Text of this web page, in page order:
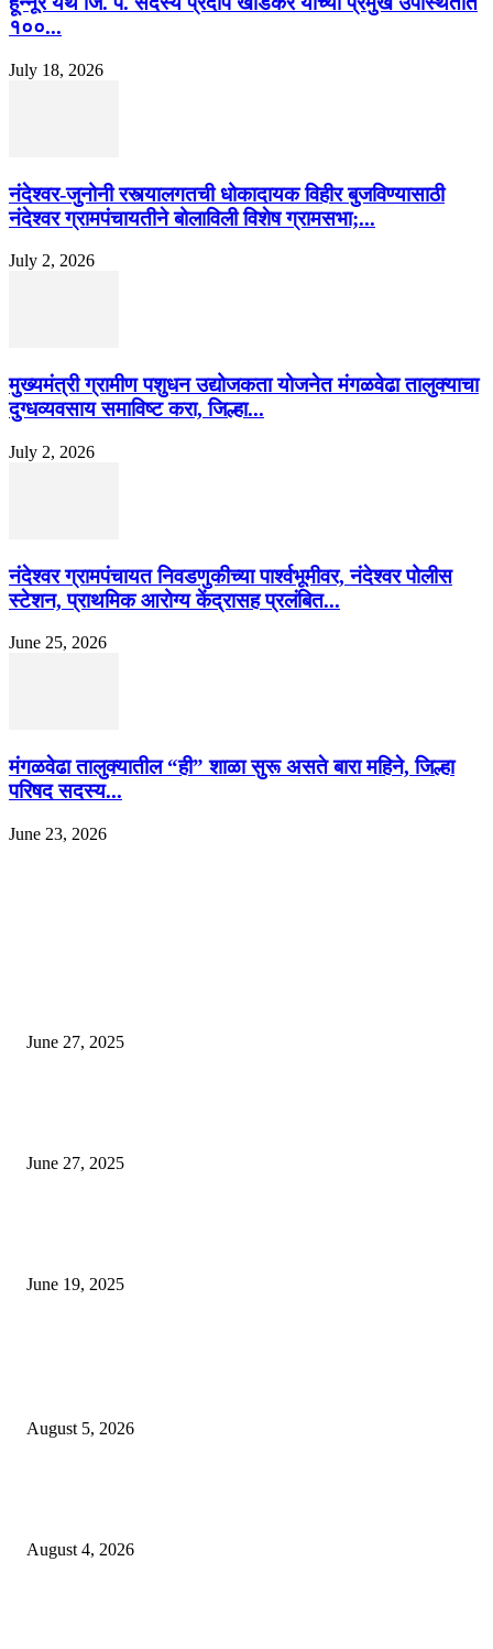
१००...
July 18, 2026
नंदेश्वर-जुनोनी रस्त्यालगतची धोकादायक विहीर बुजविण्यासाठी
नंदेश्वर ग्रामपंचायतीने बोलाविली विशेष ग्रामसभा;...
July 2, 2026
मुख्यमंत्री ग्रामीण पशुधन उद्योजकता योजनेत मंगळवेढा तालुक्याचा
दुग्धव्यवसाय समाविष्ट करा, जिल्हा...
July 2, 2026
नंदेश्वर ग्रामपंचायत निवडणुकीच्या पार्श्वभूमीवर, नंदेश्वर पोलीस
स्टेशन, प्राथमिक आरोग्य केंद्रासह प्रलंबित...
June 25, 2026
मंगळवेढा तालुक्यातील “ही” शाळा सुरू असते बारा महिने, जिल्हा
परिषद सदस्य...
June 23, 2026
June 27, 2025
June 27, 2025
June 19, 2025
August 5, 2026
August 4, 2026